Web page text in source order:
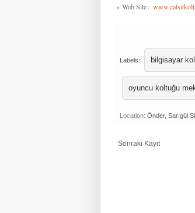
» Web Site:
Labels: bilgisayar
oyuncu koltuğu
Location: Önder, Sarıgül
Sonraki Kayıt